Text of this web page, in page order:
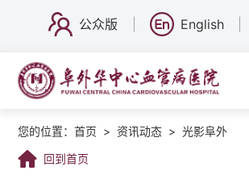
公众版 English
您的位置：首页 > 资讯动态 > 光影阜外
回到首页